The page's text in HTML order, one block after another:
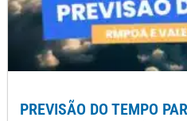
PREVISÃO DO TEMPO